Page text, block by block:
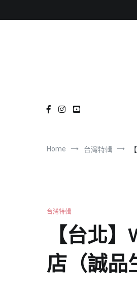
Home 台灣特輯
台灣特輯
【台北
店（誠品